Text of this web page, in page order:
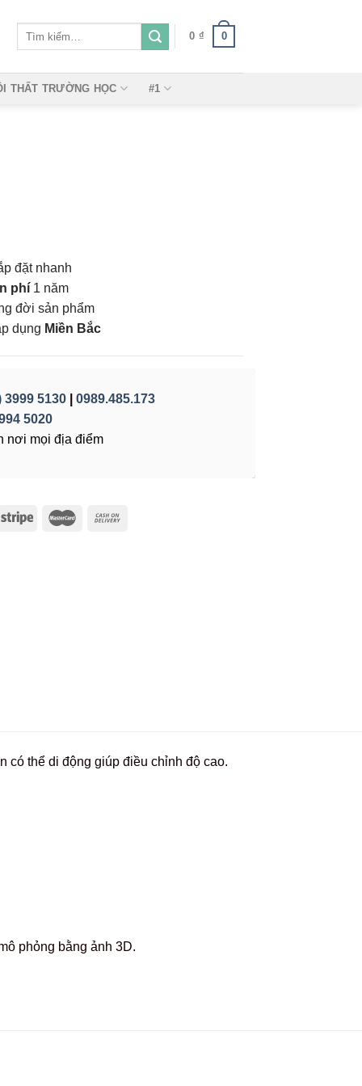
0 ₫ 0
THẤT TRƯỜNG HỌC #1
đặt nhanh
phí 1 năm
đời sản phẩm
dụng Miền Bắc
3999 5130
0989.485.173
5020
nơi mọi địa điểm
có thể di động giúp điều chỉnh độ cao.
phỏng bằng ảnh 3D.